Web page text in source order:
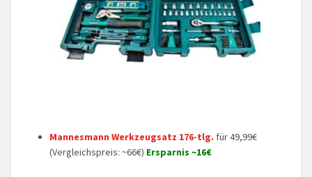
Mannesmann Werkzeugsatz 176-tlg. für 49,99€
(Vergleichspreis: ~66€) Ersparnis ~16€